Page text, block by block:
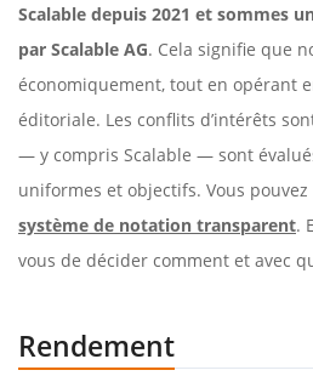
Scalable depuis 2021 et sommes
par Scalable AG. Cela signifie que
économiquement, tout en opérant
éditoriale. Les conflits d’intérêts
— y compris Scalable — sont
uniformes et objectifs. Vous
système de notation transparent.
vous de décider comment et avec
Rendement